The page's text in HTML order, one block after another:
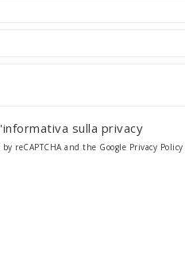
sulla privacy
reCAPTCHA and the Google Privacy Policy